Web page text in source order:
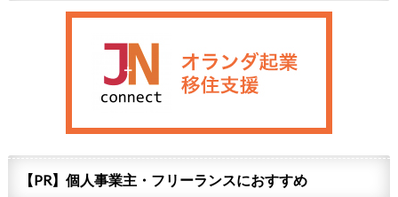
【PR】個人事業主・フリーランスにおすすめ